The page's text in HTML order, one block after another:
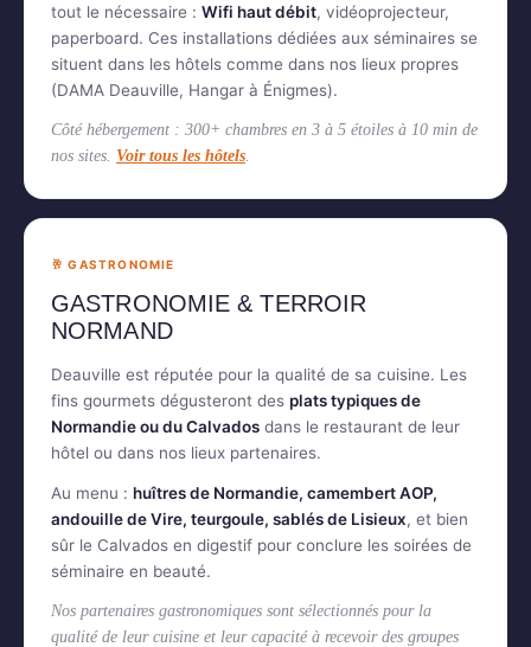
tout le nécessaire : Wifi haut débit, vidéoprojecteur,
paperboard. Ces installations dédiées aux séminaires se
situent dans les hôtels comme dans nos lieux propres
(DAMA Deauville, Hangar à Énigmes).
Côté hébergement : 300+ chambres en 3 à 5 étoiles à 10 min de
nos sites. Voir tous les hôtels
🥂 GASTRONOMIE
GASTRONOMIE & TERROIR
NORMAND
Deauville est réputée pour la qualité de sa cuisine. Les
fins gourmets dégusteront des plats typiques de
Normandie ou du Calvados dans le restaurant de leur
hôtel ou dans nos lieux partenaires.
Au menu : huîtres de Normandie, camembert AOP,
andouille de Vire, teurgoule, sablés de Lisieux, et bien
sûr le Calvados en digestif pour conclure les soirées de
séminaire en beauté.
Nos partenaires gastronomiques sont sélectionnés pour la
qualité de leur cuisine et leur capacité à recevoir des groupes